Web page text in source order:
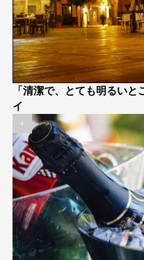
「清潔で、とても明るい
イ